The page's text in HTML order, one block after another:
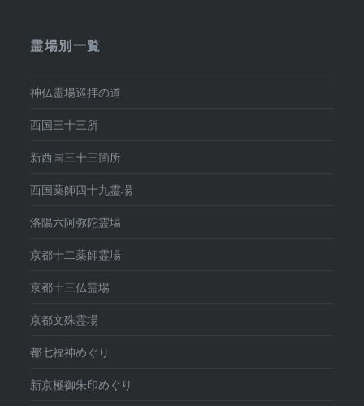
霊場別一覧
神仏霊場巡拝の道
西国三十三所
新西国三十三箇所
西国薬師四十九霊場
洛陽六阿弥陀霊場
京都十二薬師霊場
京都十三仏霊場
京都文殊霊場
都七福神めぐり
新京極御朱印めぐり